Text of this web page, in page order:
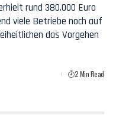
rund 380.000 Euro
viele Betriebe noch auf
das Vorgehen
2 Min Read